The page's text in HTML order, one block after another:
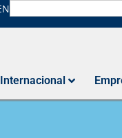
Internacional